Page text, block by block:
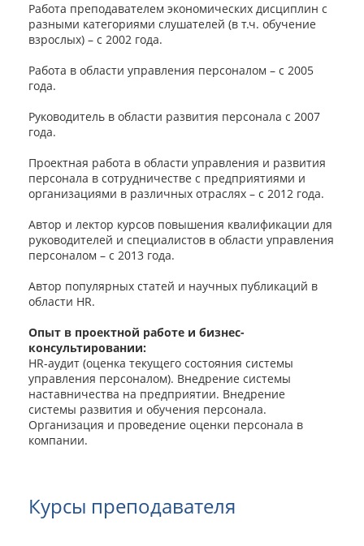
Работа преподавателем экономических дисциплин с
разными категориями слушателей (в т.ч. обучение
взрослых) – с 2002 года.
Работа в области управления персоналом – с 2005
года.
Руководитель в области развития персонала с 2007
года.
Проектная работа в области управления и развития
персонала в сотрудничестве с предприятиями и
организациями в различных отраслях – с 2012 года.
Автор и лектор курсов повышения квалификации для
руководителей и специалистов в области управления
персоналом – с 2013 года.
Автор популярных статей и научных публикаций в
области HR.
Опыт в проектной работе и бизнес-
консультировании:
HR-аудит (оценка текущего состояния системы
управления персоналом). Внедрение системы
наставничества на предприятии. Внедрение
системы развития и обучения персонала.
Организация и проведение оценки персонала в
компании.
Курсы преподавателя